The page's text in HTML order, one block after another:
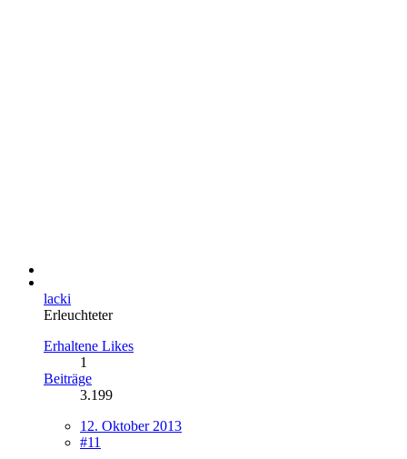
lacki
Erleuchteter
Erhaltene Likes
1
Beiträge
3.199
12. Oktober 2013
#11